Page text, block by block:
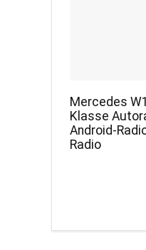
Mercedes
Klasse
Android-
Radio